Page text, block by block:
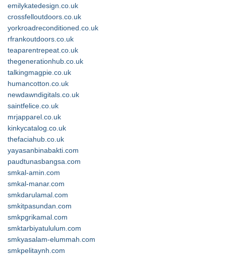
emilykatedesign.co.uk
crossfelloutdoors.co.uk
yorkroadreconditioned.co.uk
rfrankoutdoors.co.uk
teaparentrepeat.co.uk
thegenerationhub.co.uk
talkingmagpie.co.uk
humancotton.co.uk
newdawndigitals.co.uk
saintfelice.co.uk
mrjapparel.co.uk
kinkycatalog.co.uk
thefaciahub.co.uk
yayasanbinabakti.com
paudtunasbangsa.com
smkal-amin.com
smkal-manar.com
smkdarulamal.com
smkitpasundan.com
smkpgrikamal.com
smktarbiyatululum.com
smkyasalam-elummah.com
smkpelitaynh.com